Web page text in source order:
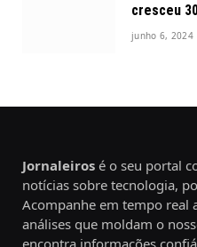
cresceu
junho 6, 2024
Jornaleiros é o seu portal
notícias sobre tecnologia,
Acompanhe em tempo real
análises que moldam o
encontra informações